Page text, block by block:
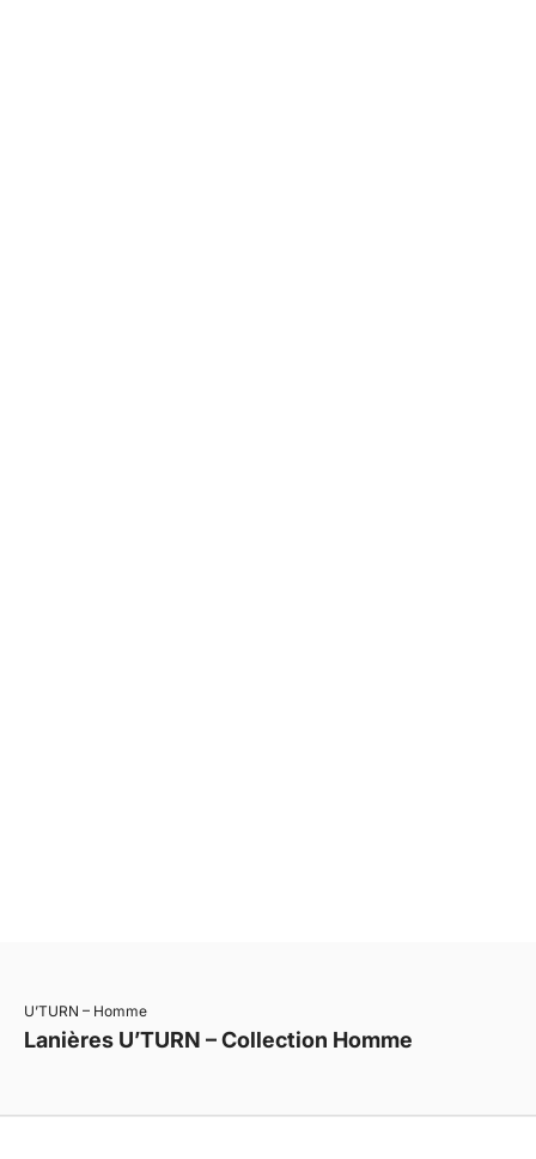
U’TURN – Homme
Lanières U’TURN – Collection Homme